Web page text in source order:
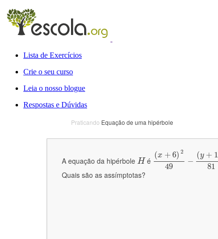
Lista de Exercícios
Crie o seu curso
Leia o nosso blogue
Respostas e Dúvidas